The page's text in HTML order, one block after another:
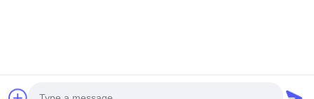
Hotel Pemasok. Hak cipta © 2026 Tongxiang Yuesheng Import